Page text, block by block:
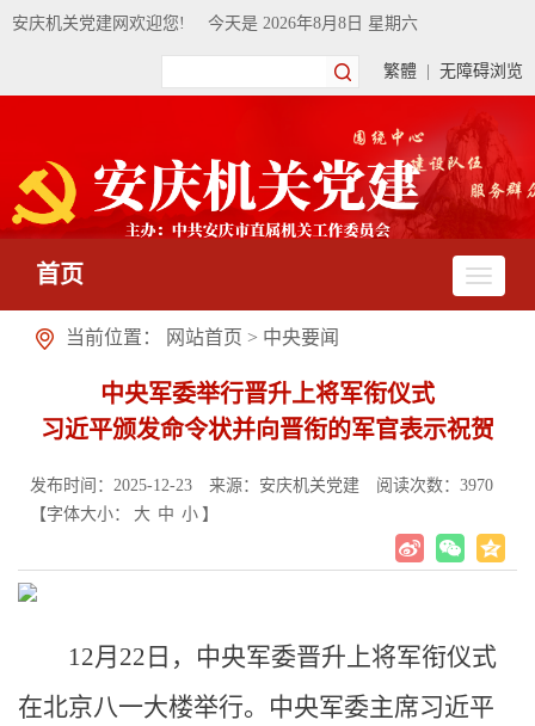
安庆机关党建网欢迎您! 今天是 2026年8月8日 星期六
繁體 无障碍浏览
首页
当前位置： 网站首页 > 中央要闻
中央军委举行晋升上将军衔仪式
习近平颁发命令状并向晋衔的军官表示祝贺
发布时间：2025-12-23 来源：安庆机关党建 阅读次数： 3970
【字体大小：
大 中 小 】
12月22日，中央军委晋升上将军衔仪式
在北京八一大楼举行。中央军委主席习近平